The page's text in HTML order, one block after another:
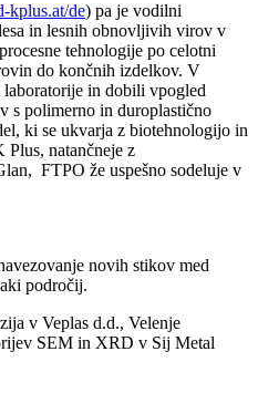
kplus.at/de) pa je vodilni
in lesnih obnovljivih virov v
tehnologije po celotni
do končnih izdelkov. V
in dobili vpogled
s polimerno in duroplastično
ki se ukvarja z biotehnologijo in
Plus, natančneje z
FTPO že uspešno sodeluje v
novih stikov med
področij.
v Veplas d.d., Velenje
SEM in XRD v Sij Metal